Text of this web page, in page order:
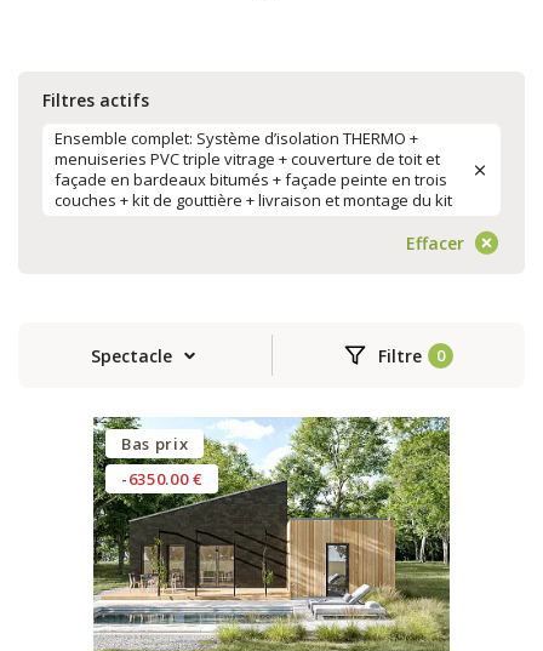
Filtres actifs
Ensemble complet: Système d’isolation THERMO +
menuiseries PVC triple vitrage + couverture de toit et
façade en bardeaux bitumés + façade peinte en trois
couches + kit de gouttière + livraison et montage du kit
Effacer
Spectacle Filtre
Bas prix
-6350.00 €